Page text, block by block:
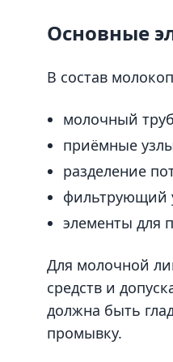
Основные
В состав
молочный
приёмные
разделение
фильтрующий
элементы для
Для молочной
средств и
должна быть
промывку.